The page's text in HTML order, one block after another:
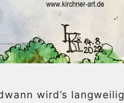
wird’s langweilig